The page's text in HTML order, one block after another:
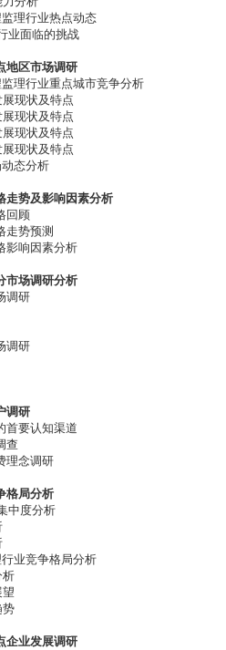
理行业热点动态
业面临的挑战
地区市场调研
理行业重点城市竞争分析
现状及特点
现状及特点
现状及特点
现状及特点
态分析
走势及影响因素分析
回顾
走势预测
影响因素分析
市场调研分析
调研
调研
调研
首要认知渠道
查
理念调研
格局分析
中度分析
业竞争格局分析
析
势
企业发展调研